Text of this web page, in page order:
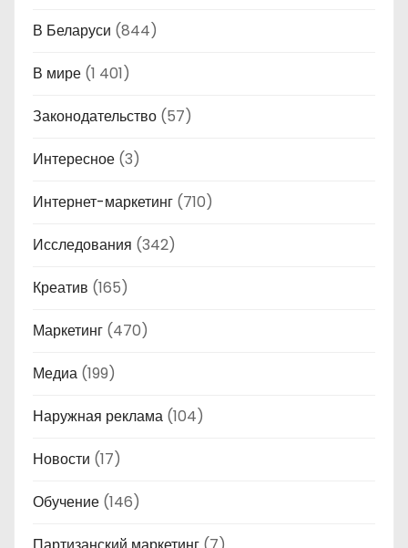
В Беларуси (844)
В мире (1 401)
Законодательство (57)
Интересное (3)
Интернет-маркетинг (710)
Исследования (342)
Креатив (165)
Маркетинг (470)
Медиа (199)
Наружная реклама (104)
Новости (17)
Обучение (146)